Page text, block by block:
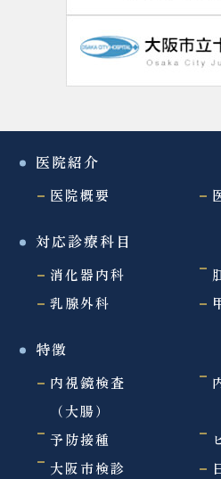
医院紹介
医院概要
対応診療科目
消化器内科
乳腺外科
特徴
内視鏡検査
（大腸）
予防接種
大阪市検診